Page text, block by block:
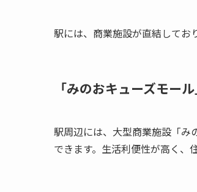
駅には、商業施設が直結してお
「みのおキューズモー
駅周辺には、大型商業施設「み
できます。生活利便性が高く、